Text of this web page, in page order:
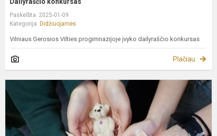
Paskelbta: 2025-01-09
Kategorija: Didžiuojamės
Vilniaus Gerosios Vilties progimnazijoje įvyko dailyraščio konkursas
Plačiau